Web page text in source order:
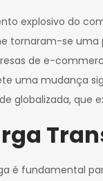
explosivo do
tornaram-se
de e-
uma mudança
globalizada, que
é fundamental